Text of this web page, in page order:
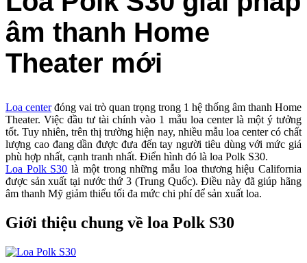
âm thanh Home
Theater mới
Loa centerđóng vai trò quan trọng trong 1 hệ thống âm thanh Home
Theater. Việc đầu tư tài chính vào 1 mẫu loa center là một ý tưởng
tốt. Tuy nhiên, trên thị trường hiện nay, nhiều mẫu loa center có chất
lượng cao đang dần được đưa đến tay người tiêu dùng với mức giá
phù hợp nhất, cạnh tranh nhất. Điển hình đó là loa Polk S30.
Loa Polk S30 là một trong những mẫu loa thương hiệu California
được sản xuất tại nước thứ 3 (Trung Quốc). Điều này đã giúp hãng
âm thanh Mỹ giảm thiểu tối đa mức chi phí để sản xuất loa.
Giới thiệu chung về loa Polk S30